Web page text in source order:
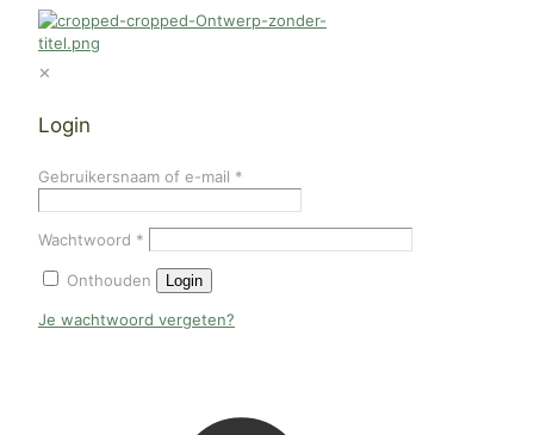
✕
Login
Gebruikersnaam of e-mail *
Wachtwoord *
Onthouden Login
Je wachtwoord vergeten?